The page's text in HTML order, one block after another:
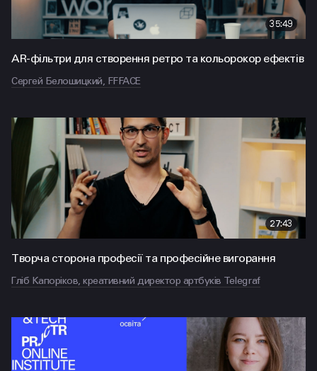
35:49
AR-фільтри для створення ретро та кольорокор ефектів
Сергей Белошицкий, FFFACE
27:43
Творча сторона професії та професійне вигорання
Гліб Капоріков, креативний директор артбуків Telegraf